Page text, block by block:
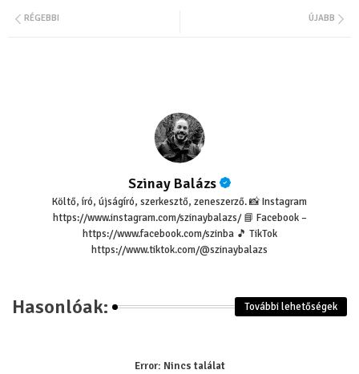
ÚJABB
RÉGEBBI
Szinay Balázs
Költő, író, újságíró, szerkesztő, zeneszerző. 📸 Instagram
https://www.instagram.com/szinaybalazs/ 📘 Facebook –
https://www.facebook.com/szinba 🎵 TikTok
https://www.tiktok.com/@szinaybalazs
Hasonlóak: További lehetőségek
Error: Nincs találat